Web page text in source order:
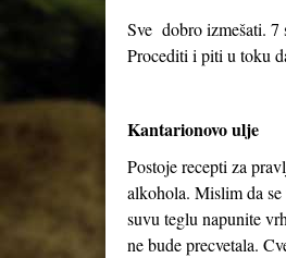
Sve dobro izmešati. 7
Procediti i piti u toku
Kantarionovo ulje
Postoje recepti za
alkohola. Mislim da
suvu teglu napunite
ne bude precvetala.